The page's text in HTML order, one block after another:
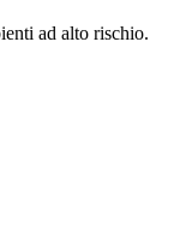
ad alto rischio.